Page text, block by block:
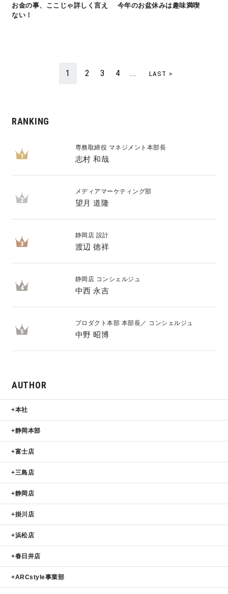
キママプラス
納得リフォームスタジオ
分譲住宅･不動産
施工事例 お客さまの声
お知らせ
近日分譲予定情報 会社情報
動画ギャラリー 採用情報
サイトマップ
よくある質問
お金の事、ここじゃ詳しく言え
ない！
今年のお盆休みは趣味満喫
1 2 3 4 ... LAST >
RANKING
1
専務取締役 マネジメント本部長
志村 和哉
2
メディアマーケティング部
望月 道隆
3
静岡店 設計
渡辺 徳祥
4
静岡店 コンシェルジュ
中西 永吉
5
プロダクト本部 本部長／ コンシェルジュ
中野 昭博
AUTHOR
本社
静岡本部
富士店
三島店
静岡店
掛川店
浜松店
春日井店
ARCstyle事業部